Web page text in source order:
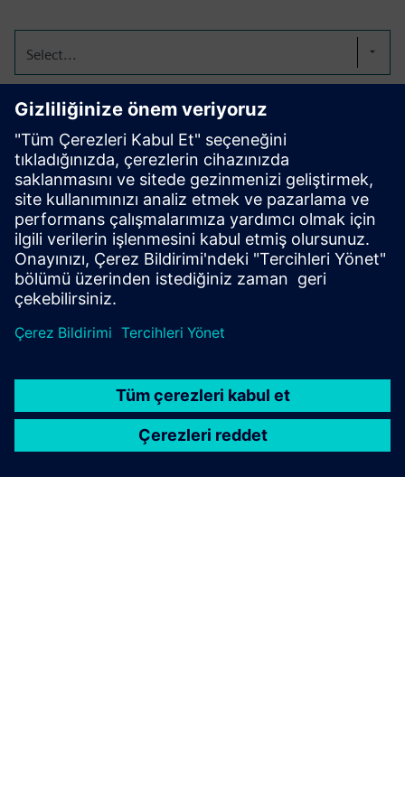
Select...
Amaca Özel Tasarımlı
Bitkiler: Kompakt
Domatesler
Dikey tarım için uyarlanmıştır - kompakt, hızlı büyüyen ve
düşük ışığa uyarlanmıştır.